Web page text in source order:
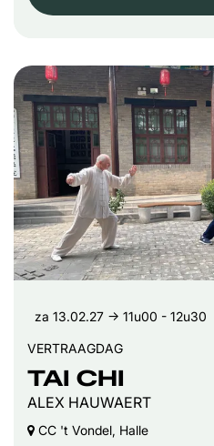
TAI CHI
ALEX HAUWAERT
VERTRAAGDAG
za 13.02.27 → 11u00 - 12u30
CC 't Vondel, Halle